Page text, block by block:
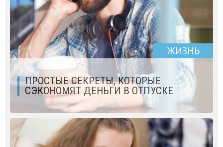
ЖИЗНЬ
ПРОСТЫЕ СЕКРЕТЫ, КОТОРЫЕ
СЭКОНОМЯТ ДЕНЬГИ В ОТПУСКЕ